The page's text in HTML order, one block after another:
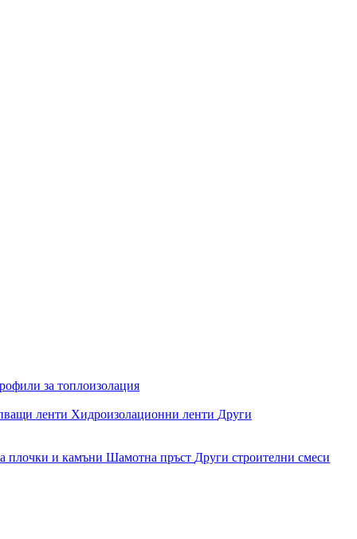
за топлоизолация
ленти Хидроизолационни ленти Други
плочки и камъни Шамотна пръст Други строителни смеси